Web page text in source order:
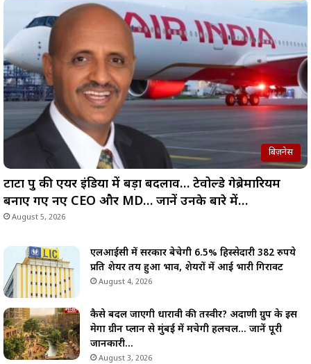
बिज़नेस
टाटा ग्रुप की एयर इंडिया में बड़ा बदलाव… टेवोल्डे गेब्रेमारियम
बनाए गए नए CEO और MD… जानें उनके बारे में…
August 5, 2026
एलआईसी में सरकार बेचेगी 6.5% हिस्सेदारी 382 रुपये
प्रति शेयर तय हुआ भाव, शेयरों में आई भारी गिरावट
August 4, 2026
कैसे बदल जाएगी धारावी की तस्वीर? अदाणी ग्रुप के इस
मेगा ग्रीन प्लान से मुंबई में मचेगी हलचल… जानें पूरी
जानकारी…
August 3, 2026